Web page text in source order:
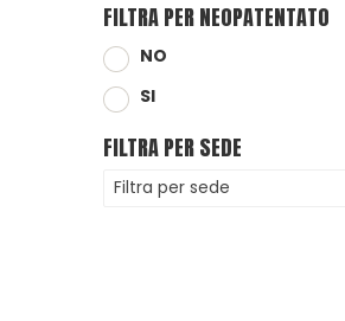
FILTRA PER NEOPATENTATO
NO
SI
FILTRA PER SEDE
Filtra per sede